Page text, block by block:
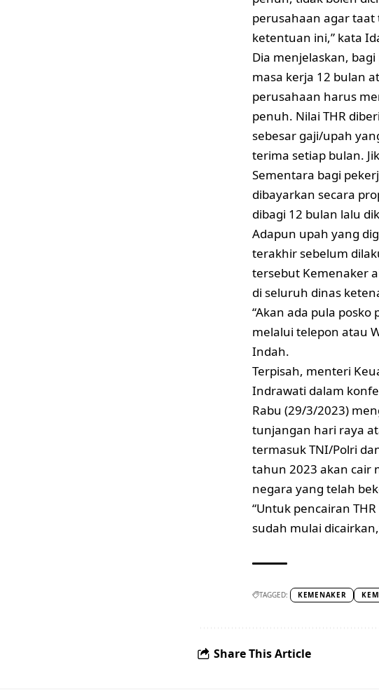
perusahaan agar taat
ketentuan ini,” kata
Dia menjelaskan,
masa kerja 12 bulan
perusahaan harus
penuh. Nilai THR
sebesar gaji/upah
terima setiap bulan.
Sementara bagi
dibayarkan secara
dibagi 12 bulan lalu
Adapun upah yang
terakhir sebelum
tersebut Kemenaker
di seluruh dinas
“Akan ada pula posko
melalui telepon atau
Indah.
Terpisah, menteri
Indrawati dalam
Rabu (29/3/2023)
tunjangan hari raya
termasuk TNI/Polri
tahun 2023 akan cair
negara yang telah
“Untuk pencairan
sudah mulai
TAGGED: KEMENAKER
Share This Article